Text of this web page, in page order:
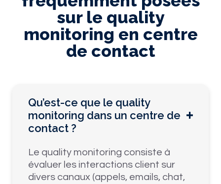
sur le quality
monitoring en centre
de contact
Qu’est-ce que le quality
monitoring dans un centre de
contact ?
Le quality monitoring consiste à
évaluer les interactions client sur
divers canaux (appels, emails, chat,